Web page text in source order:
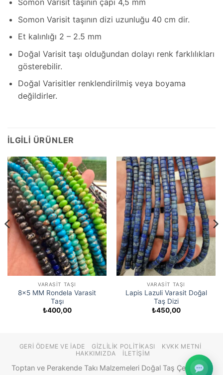
Somon Varisit taşının dizi uzunluğu 40 cm dir.
Et kalınlığı 2 – 2.5 mm
Doğal Varisit taşı olduğundan dolayı renk farklılıkları
gösterebilir.
Doğal Varisitler renklendirilmiş veya boyama
değildirler.
İLGILI ÜRÜNLER
VARASIT TAŞI
8×5 MM Rondela Varasit
Taşı
₺400,00
VARASIT TAŞI
Lapis Lazuli Varasit Doğal
Taş Dizi
₺450,00
GERI ÖDEME VE İADE GIZLILIK POLITIKASI
KVKK METNI
HAKKIMIZDA
İLETIŞIM
Toptan ve Perakende Takı Malzemeleri Doğal Taş Çeşitleri ©